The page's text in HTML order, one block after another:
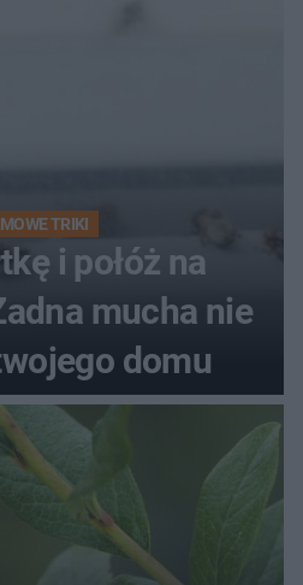
TRIKI
i połóż na
mucha nie
domu